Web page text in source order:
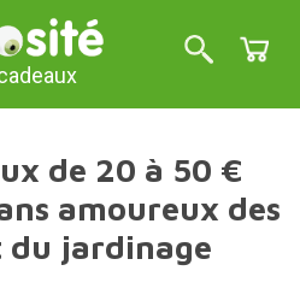
de 20 à 50 €
amoureux des
du jardinage